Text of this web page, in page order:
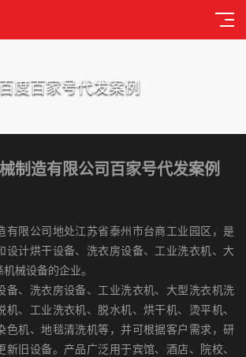
度百家号代发案例
制造有限公司百家号代发案例
有限公司地处江苏省泰州市台商工业园区，是
设计烘干设备、洗衣房设备、工业洗衣机、大
械设备的企业。
备、洗衣房设备、工业洗衣机、大型洗衣机洗
、工业洗衣机、脱水机、烘干机、烫平机、
色机、地毯清洗机等，并可根据客户需求，研
旧设备。产品广泛用于宾馆、酒店、院校、